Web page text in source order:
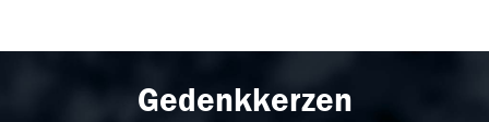
Gedenkkerzen